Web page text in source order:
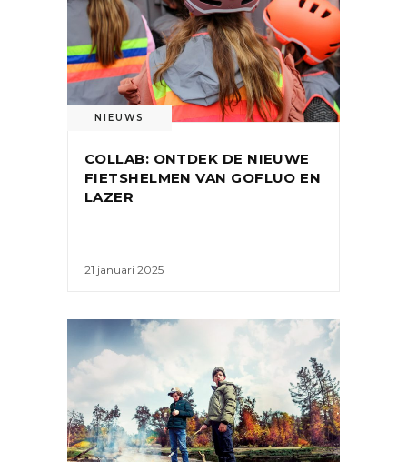
NIEUWS
COLLAB: ONTDEK DE NIEUWE
FIETSHELMEN VAN GOFLUO EN
LAZER
21 januari 2025